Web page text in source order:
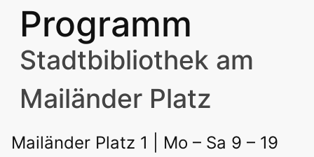
Programm
Stadtbibliothek am
Mailänder Platz
Mailänder Platz 1 | Mo – Sa 9 – 19